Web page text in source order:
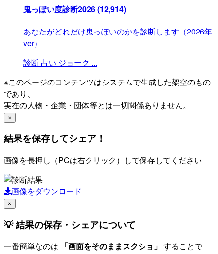
鬼っぽい度診断2026(12,914)
あなたがどれだけ鬼っぽいのかを診断します（2026年
ver）
診断 占い ジョーク ...
※このページのコンテンツはシステムで生成した架空のもの
であり、
実在の人物・企業・団体等とは一切関係ありません。
×
結果を保存してシェア！
画像を長押し（PCは右クリック）して保存してください
画像をダウンロード
×
💡 結果の保存・シェアについて
一番簡単なのは 「画面をそのままスクショ」 することで